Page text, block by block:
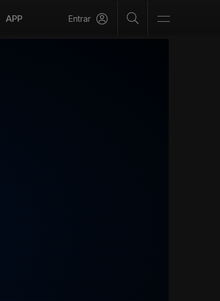
APP Entrar